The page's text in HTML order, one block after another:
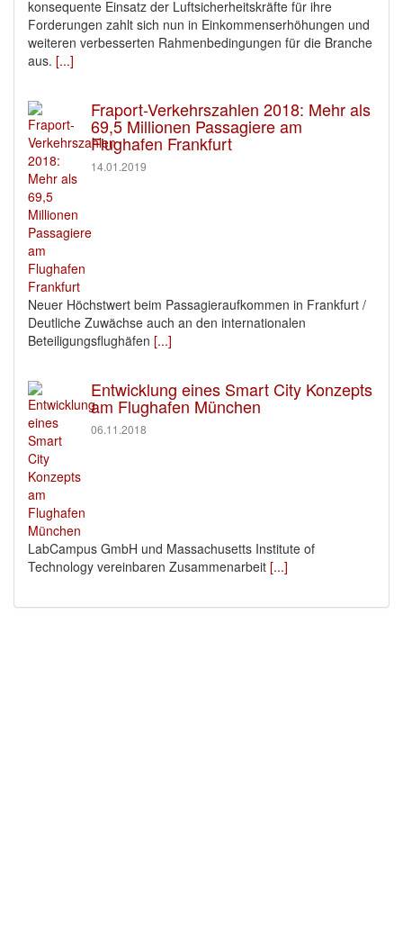
konsequente Einsatz der Luftsicherheitskräfte für ihre
Forderungen zahlt sich nun in Einkommenserhöhungen und
weiteren verbesserten Rahmenbedingungen für die Branche
aus. [...]
Fraport-Verkehrszahlen 2018: Mehr als
69,5 Millionen Passagiere am
Flughafen Frankfurt
14.01.2019
Neuer Höchstwert beim Passagieraufkommen in Frankfurt /
Deutliche Zuwächse auch an den internationalen
Beteiligungsflughäfen [...]
Entwicklung eines Smart City Konzepts
am Flughafen München
06.11.2018
LabCampus GmbH und Massachusetts Institute of
Technology vereinbaren Zusammenarbeit [...]